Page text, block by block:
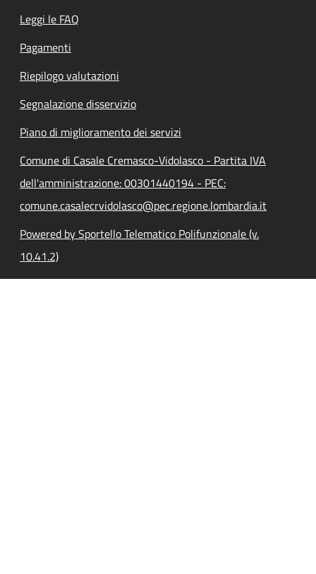
Leggi le FAQ
Pagamenti
Riepilogo valutazioni
Segnalazione disservizio
Piano di miglioramento dei servizi
Comune di Casale Cremasco-Vidolasco - Partita IVA
dell'amministrazione: 00301440194 - PEC:
comune.casalecrvidolasco@pec.regione.lombardia.it
Powered by Sportello Telematico Polifunzionale (v.
10.41.2)